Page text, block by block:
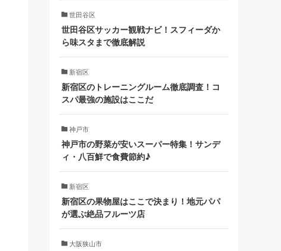
世田谷区
世田谷区サッカー観戦ナビ！スフィーダか
ら味スタまで徹底解説
新宿区
新宿区のトレーニングルーム徹底調査！コ
スパ最強の施設はここだ
神戸市
神戸市の野菜が安いスーパー特集！サンデ
ィ・八百鮮で食費節約♪
新宿区
新宿区の果物屋はここで決まり！地元パパ
が選ぶ絶品フルーツ店
大阪狭山市